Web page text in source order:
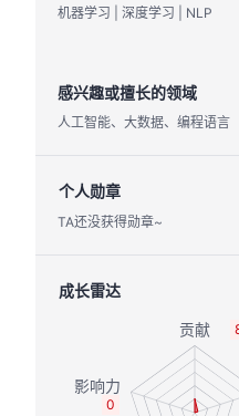
机器学习 | 深度学习 | NLP
感兴趣或擅长的领域
人工智能、大数据、编程语言
个人勋章
TA还没获得勋章~
成长雷达
0